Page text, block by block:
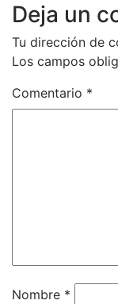
Deja un
Tu dirección de
Los campos
Comentario *
Nombre *